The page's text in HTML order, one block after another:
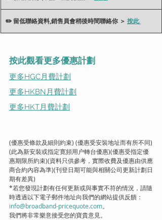
✏️ 留低聯絡資料,銷售員會稍後時間聯絡你 ＞ 按此
按此觀看更多優惠計劃
更多HGC月費計劃
更多HKBN月費計劃
更多HKT月費計劃
(優惠受條款及細則約束) (優惠受安裝地址而有所不同)
(此為新安裝或指定寛頻用户轉台優惠)(優惠受指定優
惠期限所約束)(資料只供參考，實際收費及優惠由供應
商合約內容為準)(刊登日期可能與相關公司更新計劃日
期有差異)
*若您發現計劃有任何更新或與事實不符的情況，請隨
時透過以下電子郵件地址向我們的網站提供反饋：
info@broadband-pricequote.com。
我們將非常樂意接受您的寶貴意見。